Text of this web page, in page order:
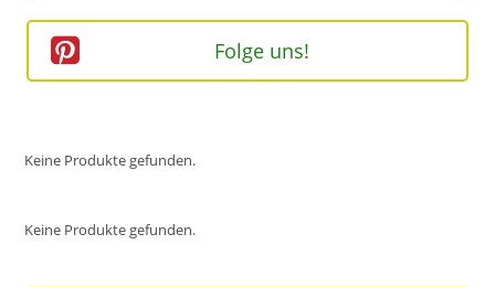
Folge uns!
Keine Produkte gefunden.
Keine Produkte gefunden.